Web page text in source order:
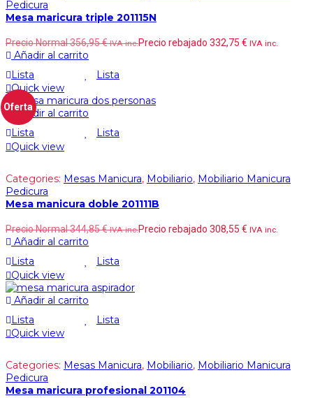
Pedicura
Mesa maricura triple 201115N
Precio Normal356,95€ IVA inc.Precio rebajado 332,75 € IVA inc.
Añadir al carrito
Lista
Lista
Quick view
Oferta
Añadir al carrito
Lista
Lista
Quick view
Categories: Mesas Manicura, Mobiliario, Mobiliario Manicura
Pedicura
Mesa manicura doble 201111B
Precio Normal344,85€ IVA inc.Precio rebajado 308,55 € IVA inc.
Añadir al carrito
Lista
Lista
Quick view
Añadir al carrito
Lista
Lista
Quick view
Categories: Mesas Manicura, Mobiliario, Mobiliario Manicura
Pedicura
Mesa maricura profesional 201104